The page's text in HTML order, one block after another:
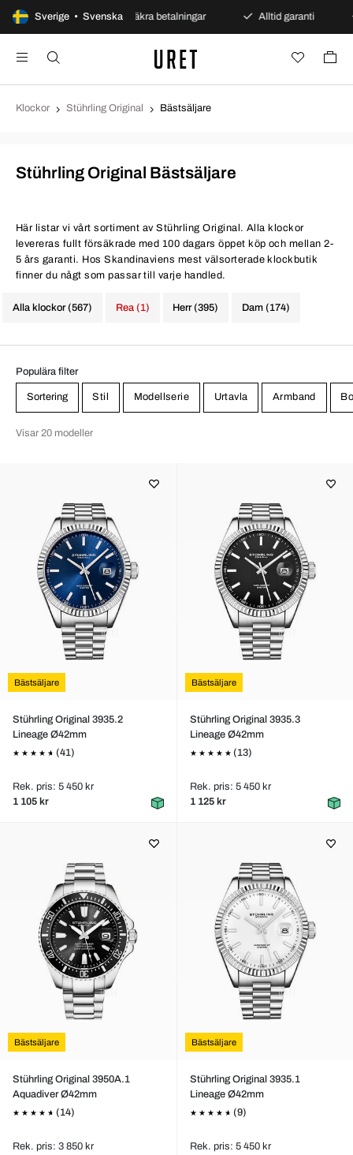
Sverige • Svenska
köp Säkra betalningar Alltid garanti
Klockor Stührling Original Bästsäljare
Stührling Original Bästsäljare
Här listar vi vårt sortiment av Stührling Original. Alla klockor
levereras fullt försäkrade med 100 dagars öppet köp och mellan 2-
5 års garanti. Hos Skandinaviens mest välsorterade klockbutik
finner du någt som passar till varje handled.
Alla klockor (567) Herr (395) Dam (174)
Rea (1)
Populära filter
Sortering Stil Modellserie Urtavla Armband
Visar 20 modeller
Bästsäljare
Stührling Original 3935.2
Lineage Ø42mm
(41)
Rek. pris: 5 450 kr
1 105 kr
Bästsäljare
Stührling Original 3935.3
Lineage Ø42mm
(13)
Rek. pris: 5 450 kr
1 125 kr
Bästsäljare
Stührling Original 3950A.1
Aquadiver Ø42mm
(14)
Rek. pris: 3 850 kr
Bästsäljare
Stührling Original 3935.1
Lineage Ø42mm
(9)
Rek. pris: 5 450 kr